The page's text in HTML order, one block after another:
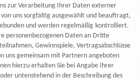
zur Verarbeitung Ihrer Daten externer
uns sorgfältig ausgewählt und beauftragt,
und werden regelmäßig kontrolliert.
personenbezogenen Daten an Dritte
Gewinnspiele, Vertragsabschlüsse
uns gemeinsam mit Partnern angeboten
hierzu erhalten Sie bei Angabe Ihrer
untenstehend in der Beschreibung des